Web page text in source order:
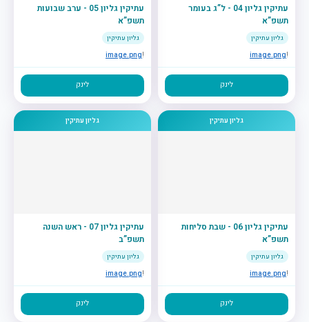
עתיקין גליון 04 - ל”ג בעומר
תשפ”א
גליון עתיקין
!
image.png
לינק
עתיקין גליון 05 - ערב שבועות
תשפ”א
גליון עתיקין
!
image.png
לינק
גליון עתיקין
עתיקין גליון 06 - שבת סליחות
תשפ”א
גליון עתיקין
!
image.png
לינק
גליון עתיקין
עתיקין גליון 07 - ראש השנה
תשפ”ב
גליון עתיקין
!
image.png
לינק